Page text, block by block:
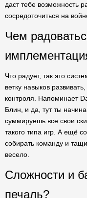
даст тебе возможность
сосредоточиться на
Чем
Что радует, так это
ветку навыков
контроля. Напоминает
Блин, и да, тут ты
суммируешь все свои
такого типа игр. А ещё
собирать команду и
весело.
Сложности и
печаль?